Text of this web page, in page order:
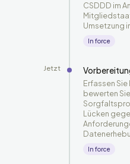
CSDDD im
Umsetzung
In force
Jetzt
Erfassen
bewerten
Lücken
In force